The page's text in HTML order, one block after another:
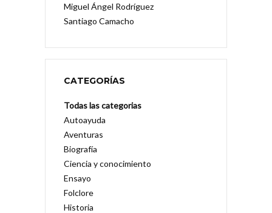
Miguel Ángel Rodríguez
Santiago Camacho
CATEGORÍAS
Todas las categorias
Autoayuda
Aventuras
Biografía
Ciencia y conocimiento
Ensayo
Folclore
Historia